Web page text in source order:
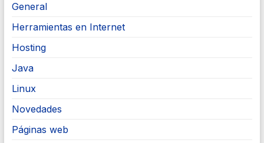
General
Herramientas en Internet
Hosting
Java
Linux
Novedades
Páginas web